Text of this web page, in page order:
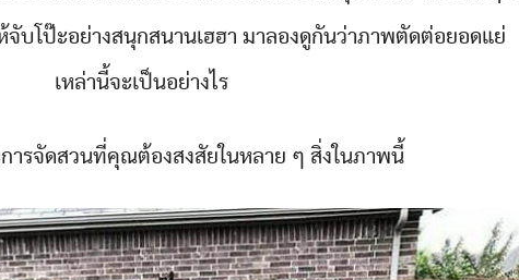
จับโป๊ะอย่างสนุกสนานเฮฮา มาลองดูกันว่าภาพตัดต่อยอดแย่
เหล่านี้จะเป็นอย่างไร
ารจัดสวนที่คุณต้องสงสัยในหลาย ๆ สิ่งในภาพนี้